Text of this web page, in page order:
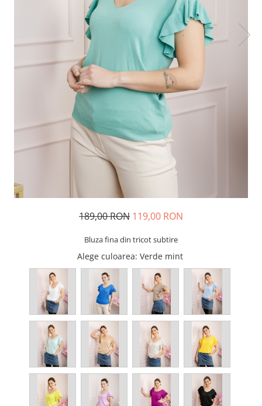
189,00 RON 119,00 RON
Bluza fina din tricot subtire
Alege culoarea: Verde mint